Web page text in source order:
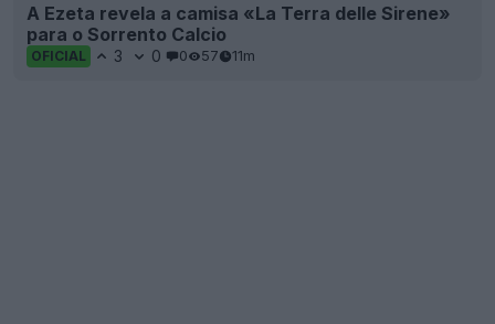
A Ezeta revela a camisa «La Terra delle Sirene»
para o Sorrento Calcio
OFICIAL 3 0 0 57 11m